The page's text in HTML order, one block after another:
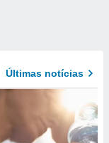
Últimas notícias